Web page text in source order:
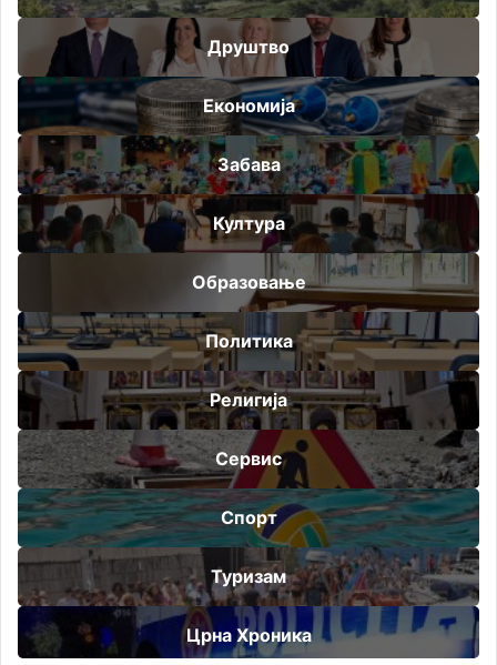
Друштво
Економија
Забава
Култура
Образовање
Политика
Религија
Сервис
Спорт
Туризам
Црна Хроника